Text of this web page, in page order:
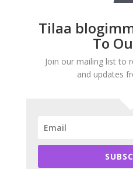
Tilaa
To
Join our mailing list to
and updates